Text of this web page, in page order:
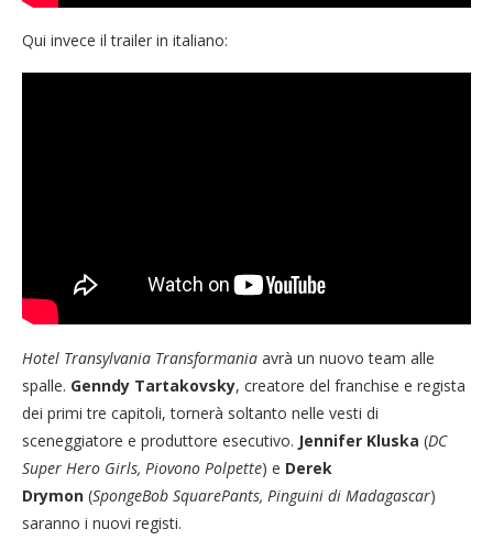
Qui invece il trailer in italiano:
Hotel Transylvania Transformania avrà un nuovo team alle
spalle. Genndy Tartakovsky, creatore del franchise e regista
dei primi tre capitoli, tornerà soltanto nelle vesti di
sceneggiatore e produttore esecutivo. Jennifer Kluska (DC
Super Hero Girls, Piovono Polpette) e Derek
Drymon (SpongeBob SquarePants, Pinguini di Madagascar)
saranno i nuovi registi.